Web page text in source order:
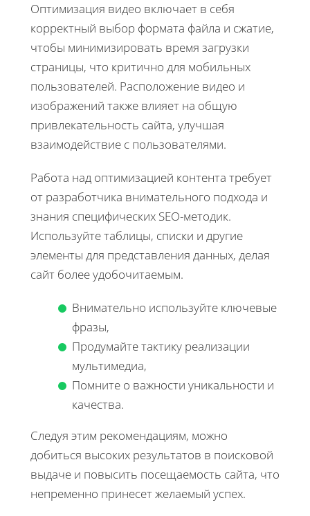
Оптимизация видео включает в себя
корректный выбор формата файла и сжатие,
чтобы минимизировать время загрузки
страницы, что критично для мобильных
пользователей. Расположение видео и
изображений также влияет на общую
привлекательность сайта, улучшая
взаимодействие с пользователями.
Работа над оптимизацией контента требует
от разработчика внимательного подхода и
знания специфических SEO-методик.
Используйте таблицы, списки и другие
элементы для представления данных, делая
сайт более удобочитаемым.
Внимательно используйте ключевые
фразы,
Продумайте тактику реализации
мультимедиа,
Помните о важности уникальности и
качества.
Следуя этим рекомендациям, можно
добиться высоких результатов в поисковой
выдаче и повысить посещаемость сайта, что
непременно принесет желаемый успех.